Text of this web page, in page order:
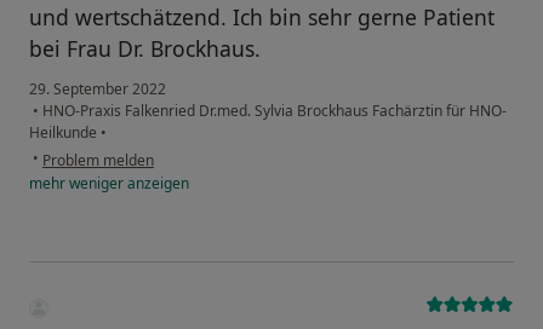
und wertschätzend. Ich bin sehr gerne Patient
bei Frau Dr. Brockhaus.
29. September 2022
• HNO-Praxis Falkenried Dr.med. Sylvia Brockhaus Fachärztin für HNO-
Heilkunde •
• Problem melden
mehrwenigeranzeigen